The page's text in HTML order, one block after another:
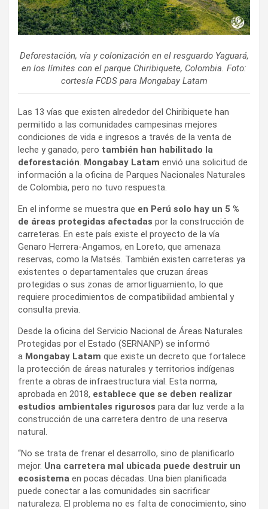
Deforestación, vía y colonización en el resguardo Yaguará,
en los límites con el parque Chiribiquete, Colombia. Foto:
cortesía FCDS para Mongabay Latam
Las 13 vías que existen alrededor del Chiribiquete han
permitido a las comunidades campesinas mejores
condiciones de vida e ingresos a través de la venta de
leche y ganado, pero también han habilitado la
deforestación. Mongabay Latam envió una solicitud de
información a la oficina de Parques Nacionales Naturales
de Colombia, pero no tuvo respuesta.
En el informe se muestra que en Perú solo hay un 5 %
de áreas protegidas afectadas por la construcción de
carreteras. En este país existe el proyecto de la vía
Genaro Herrera-Angamos, en Loreto, que amenaza
reservas, como la Matsés. También existen carreteras ya
existentes o departamentales que cruzan áreas
protegidas o sus zonas de amortiguamiento, lo que
requiere procedimientos de compatibilidad ambiental y
consulta previa.
Desde la oficina del Servicio Nacional de Áreas Naturales
Protegidas por el Estado (SERNANP) se informó
a Mongabay Latam que existe un decreto que fortalece
la protección de áreas naturales y territorios indígenas
frente a obras de infraestructura vial. Esta norma,
aprobada en 2018, establece que se deben realizar
estudios ambientales rigurosos para dar luz verde a la
construcción de una carretera dentro de una reserva
natural.
“No se trata de frenar el desarrollo, sino de planificarlo
mejor. Una carretera mal ubicada puede destruir un
ecosistema en pocas décadas. Una bien planificada
puede conectar a las comunidades sin sacrificar
naturaleza. El problema no es falta de conocimiento, sino